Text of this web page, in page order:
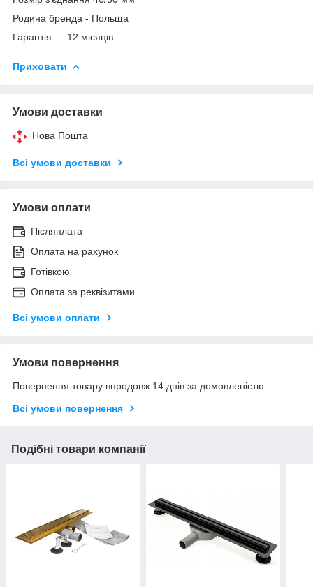
Родина бренда - Польща
Гарантія — 12 місяців
Приховати
Умови доставки
Нова Пошта
Всі умови доставки
Умови оплати
Післяплата
Оплата на рахунок
Готівкою
Оплата за реквізитами
Всі умови оплати
Умови повернення
Повернення товару впродовж 14 днів за домовленістю
Всі умови повернення
Подібні товари компанії